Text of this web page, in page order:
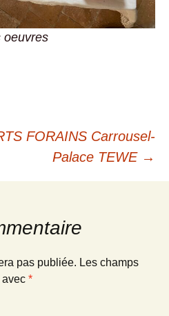
oeuvres
FORAINS Carrousel-
Palace TEWE →
pas publiée. Les champs
*